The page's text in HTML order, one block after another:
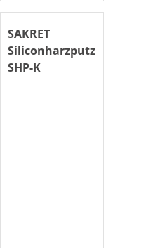
SAKRET
Siliconharzputz
SHP-K